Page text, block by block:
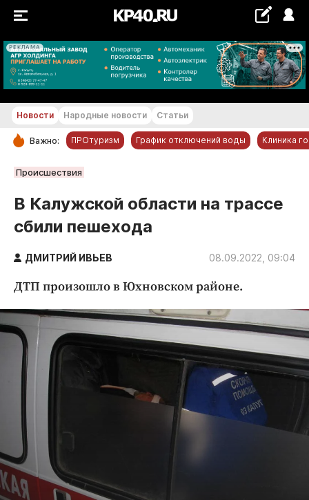
РЕКЛАМА
+16...+17 °С
РУБРИКИ
Новости компаний
Статьи
Народные новости
Благоустройство
Криминал
Культура
Недвижимость и ЖКХ
Образование
Общество
Происшествия
Спорт
Новости Народные новости Статьи
Важно: ПРОтуризм График отключений воды Клиника
Происшествия
В Калужской области на трассе
сбили пешехода
ДМИТРИЙ ИВЬЕВ 08.09.2022, 09:04
ДТП произошло в Юхновском районе.